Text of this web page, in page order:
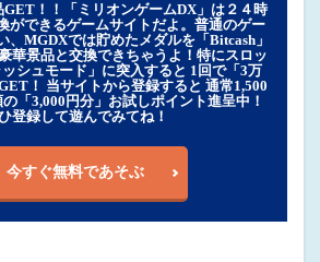
！！「ミリオンゲームDX」は２４時
ができるゲームサイトだよ。普通のゲー
、MGDXでは貯めたメダルを「Bitcash」
華景品と交換できちゃうよ！特にスロッ
ッシュモード」に突入すると 1回で「3万
！ 当サイトから登録すると 通常1,500
「3,000円分」お試しポイント進呈中！
登録して遊んでみてね！
今すぐ無料であそぶ